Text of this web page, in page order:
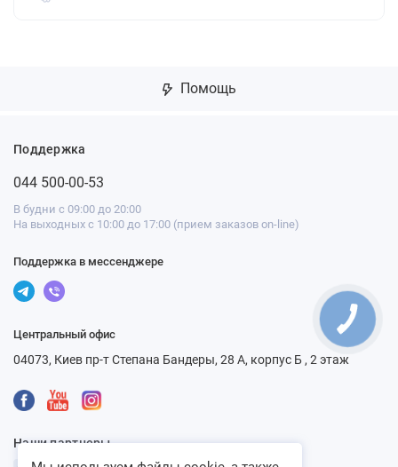
Помощь
Поддержка
044 500-00-53
В будни с 09:00 до 20:00
На выходных с 10:00 до 17:00 (прием заказов on-line)
Поддержка в мессенджере
Центральный офис
04073, Киев пр-т Степана Бандеры, 28 А, корпус Б , 2 этаж
Наши партнеры